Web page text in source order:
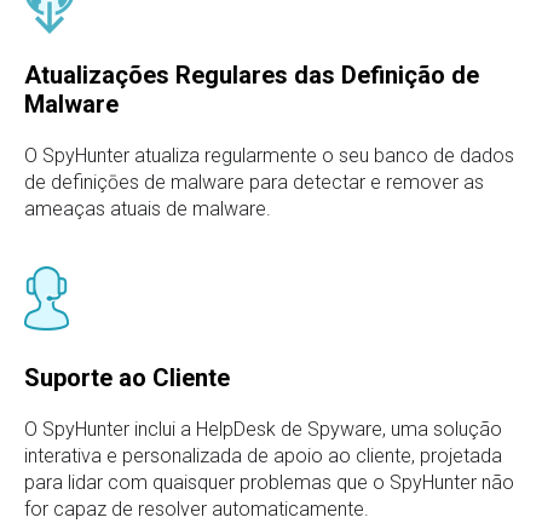
Atualizações Regulares das Definição de
Malware
O SpyHunter atualiza regularmente o seu banco de dados
de definiçōes de malware para detectar e remover as
ameaças atuais de malware.
Suporte ao Cliente
O SpyHunter inclui a HelpDesk de Spyware, uma solução
interativa e personalizada de apoio ao cliente, projetada
para lidar com quaisquer problemas que o SpyHunter não
for capaz de resolver automaticamente.